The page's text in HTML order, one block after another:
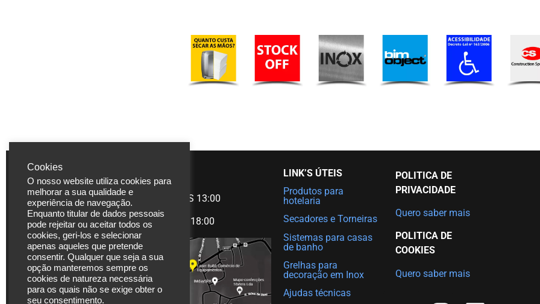
LASERBUILD
Rua Coronel Carlos
Moreira, 825
4470-580 Moreira |
Maia
Portugal
Tel. (+351) 229 480
271
HORÁRIO
Manhã 09:00 àS 13:00
Tarde14:00 às 18:00
LINK’S ÚTEIS
Produtos para
hotelaria
Secadores e Torneiras
Sistemas para casas
de banho
Grelhas para
decoração em Inox
Ajudas técnicas
POLITICA DE
PRIVACIDADE
Quero saber mais
POLITICA DE
COOKIES
Quero saber mais
Cookies
O nosso website utiliza cookies para
melhorar a sua qualidade e
experiência de navegação.
Enquanto titular de dados pessoais
pode rejeitar ou aceitar todos os
cookies, geri-los e selecionar
apenas aqueles que pretende
consentir. Qualquer que seja a sua
opção manteremos sempre os
cookies de natureza necessária
para os quais não se exige obter o
seu consentimento.